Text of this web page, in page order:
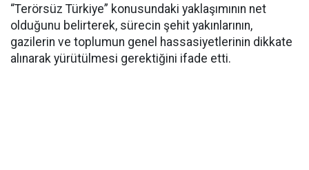
“Terörsüz Türkiye” konusundaki yaklaşımının net
olduğunu belirterek, sürecin şehit yakınlarının,
gazilerin ve toplumun genel hassasiyetlerinin dikkate
alınarak yürütülmesi gerektiğini ifade etti.